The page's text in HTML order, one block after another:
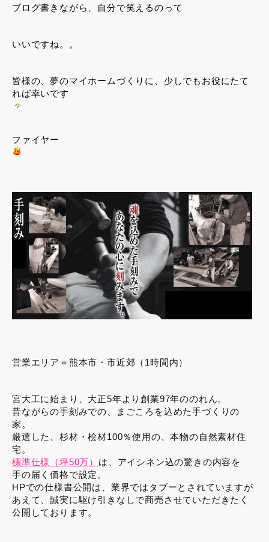
ブログ書きながら、自分で笑えるのって
いいですね。。
皆様の、夢のマイホームづくりに、少しでもお役にたて
れば幸いです
ファイヤー
営業エリア＝熊本市・市近郊（1時間内）
宮大工に始まり、大正5年より創業97年ののれん。
昔ながらの手刻みでの、まごころを込めた手づくりの
家。
厳選した、杉材・桧材100％使用の、本物の自然素材住
宅。
標準仕様（坪50万） は、アイシネン込の驚きの内容を
手の届く価格で設定。
HPでの仕様書公開は、業界ではタブーとされていますが
あえて、誠実に駆け引きなしで商売させていただきたく
公開しております。